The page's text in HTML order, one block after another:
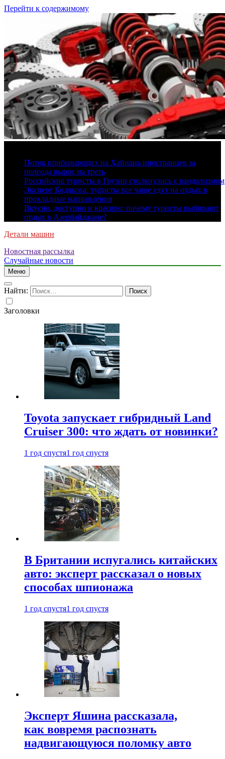
Перейти к содержимому
Поток прибывающих на Хайнань иностранцев за
полгода вырос на треть
Российские туристы в Грузии столкнулись с вандализмом
Эксперт Кодякова: туристы все чаще едут на отдых в
прохладные направления
Вкусно, доступно и красиво: почему туристы выбирают
отдых в Азербайджане?
Детали машин
Новостная рассылка
Случайные новости
Меню
Найти:
Заголовки
Toyota запускает гибридный Land
Cruiser 300: что ждать от новинки?
1 год спустя1 год спустя
В Британии испугались китайских
авто: эксперт рассказал о новых
способах шпионажа
1 год спустя1 год спустя
Эксперт Яшина рассказала,
как вовремя распознать
надвигающуюся поломку авто